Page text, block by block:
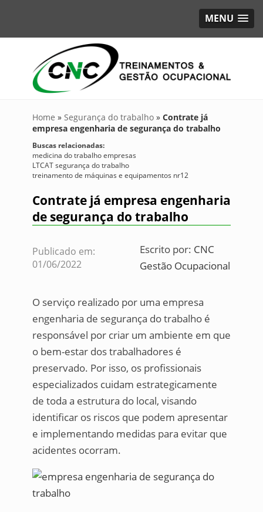
MENU
Home » Segurança do trabalho » Contrate já
empresa engenharia de segurança do trabalho
Buscas relacionadas:
medicina do trabalho empresas
LTCAT segurança do trabalho
treinamento de máquinas e equipamentos nr12
Contrate já empresa engenharia
de segurança do trabalho
Publicado em:
01/06/2022
Escrito por: CNC
Gestão Ocupacional
O serviço realizado por uma empresa
engenharia de segurança do trabalho é
responsável por criar um ambiente em que
o bem-estar dos trabalhadores é
preservado. Por isso, os profissionais
especializados cuidam estrategicamente
de toda a estrutura do local, visando
identificar os riscos que podem apresentar
e implementando medidas para evitar que
acidentes ocorram.